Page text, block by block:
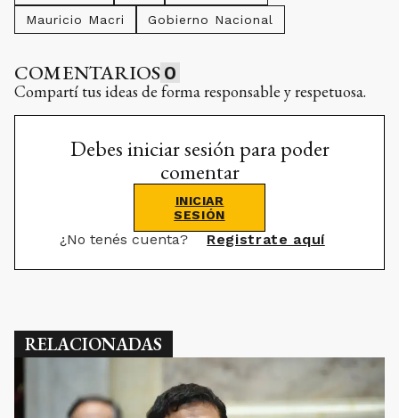
Mauricio Macri
Gobierno Nacional
COMENTARIOS 0
Compartí tus ideas de forma responsable y respetuosa.
Debes iniciar sesión para poder
comentar
INICIAR
SESIÓN
¿No tenés cuenta? Registrate aquí
RELACIONADAS